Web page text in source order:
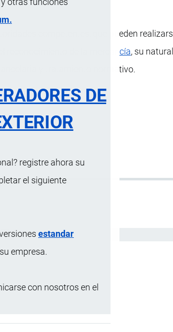
DE
registre ahora su
el siguiente
estandar
empresa.
con nosotros en el
competentes, que pueden
mercancía, su
y tratamiento normativo.
Español